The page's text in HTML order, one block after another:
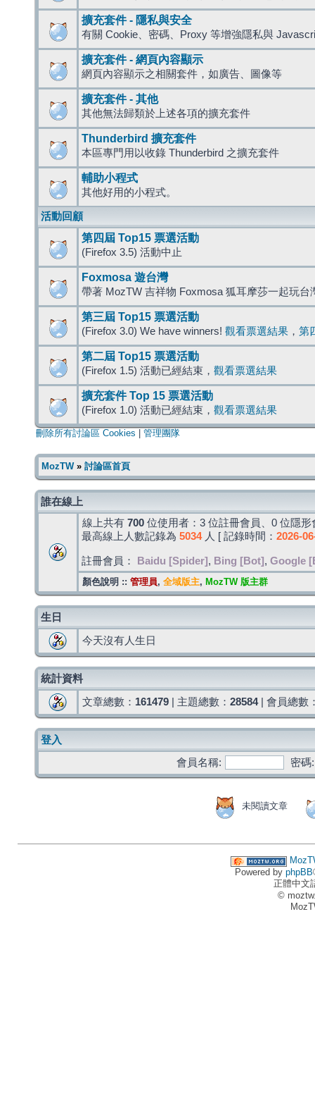
擴充套件 - 隱私與安全
有關 Cookie、密碼、Proxy 等增強隱私與
擴充套件 - 網頁內容顯示
網頁內容顯示之相關套件，如廣告、圖像等
擴充套件 - 其他
其他無法歸類於上述各項的擴充套件
Thunderbird 擴充套件
本區專門用以收錄 Thunderbird 之擴充套件
輔助小程式
其他好用的小程式。
活動回顧
第四屆 Top15 票選活動
(Firefox 3.5) 活動中止
Foxmosa 遊台灣
帶著 MozTW 吉祥物 Foxmosa 狐耳摩莎一起玩台
第三屆 Top15 票選活動
(Firefox 3.0) We have winners! 觀看票選結果 ， 第
第二屆 Top15 票選活動
(Firefox 1.5) 活動已經結束， 觀看票選結果
擴充套件 Top 15 票選活動
(Firefox 1.0) 活動已經結束， 觀看票選結果
刪除所有討論區 Cookies 管理團隊
MozTW» 討論區首頁
誰在線上
線上共有 700 位使用者：3 位註冊會員、0 位隱
最高線上人數記錄為 5034人 [ 記錄時間： 2026-
註冊會員： Baidu [Spider] , Bing [Bot] , Google
顏色說明 :: 管理員, 全域版主, MozTW 版主群
生日
今天沒有人生日
統計資料
文章總數： 161479 | 主題總數： 28584| 會員總數
登入
會員名稱:
密碼:
未閱讀文章
Powered by phpBB
正體中文
©